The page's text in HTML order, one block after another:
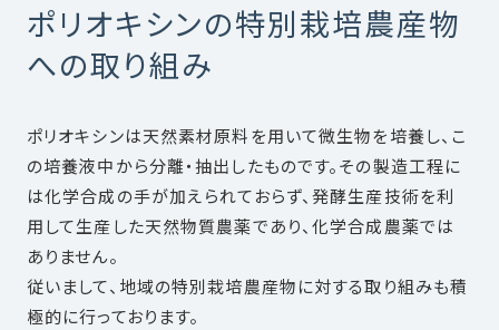
ポリオキシンの特別栽培農産物
への取り組み
ポリオキシンは天然素材原料を用いて微生物を培養し、こ
の培養液中から分離・抽出したものです。その製造工程に
は化学合成の手が加えられておらず、発酵生産技術を利
用して生産した天然物質農薬であり、化学合成農薬では
ありません。
従いまして、地域の特別栽培農産物に対する取り組みも積
極的に行っております。